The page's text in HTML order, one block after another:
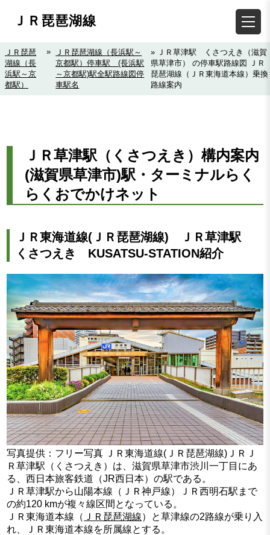
ＪＲ琵琶湖線
ＪＲ琵琶
湖線（長
浜駅～京
都駅）
»
ＪＲ琵琶湖線（長浜駅～
京都駅）停車駅 (長浜駅
～京都駅)駅全駅路線図停
車駅名
» ＪＲ草津駅 くさつえき（滋賀
県草津市） の停車駅路線図 ＪＲ
琵琶湖線（ＪＲ東海道本線）乗換
路線案内
ＪＲ草津駅（くさつえき）構内案内
(滋賀県草津市)駅・ターミナルらく
らくおでかけネット
ＪＲ東海道線(ＪＲ琵琶湖線) ＪＲ草津駅
くさつえき KUSATSU-STATION紹介
写真提供：フリー写真 ＪＲ東海道線(ＪＲ琵琶湖線)ＪＲＪ
Ｒ草津駅（くさつえき）は、滋賀県草津市渋川一丁目にあ
る、西日本旅客鉄道（JR西日本）の駅である。
ＪＲ草津駅から山陽本線（ＪＲ神戸線）ＪＲ西明石駅まで
の約120 kmが複々線区間となっている。
ＪＲ東海道本線（ ＪＲ琵琶湖線）と草津線の2路線が乗り入
れ、ＪＲ東海道本線を所属線とする。